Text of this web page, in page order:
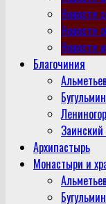
Новости
Новости
Новости
Благочиния
Заинский
Архипастырь
Монастыри и